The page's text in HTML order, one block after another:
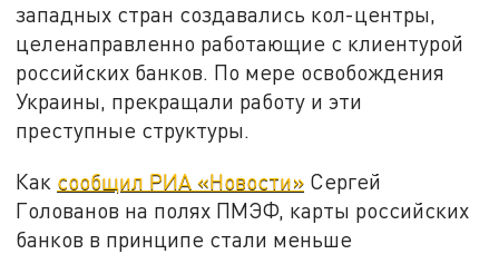
западных стран создавались кол-центры,
целенаправленно работающие с клиентурой
российских банков. По мере освобождения
Украины, прекращали работу и эти
преступные структуры.
Как сообщил РИА «Новости» Сергей
Голованов на полях ПМЭФ, карты российских
банков в принципе стали меньше